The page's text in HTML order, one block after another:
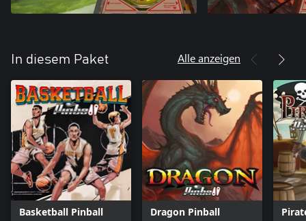
In diesem Paket Alle anzeigen
Basketball Pinball Dragon Pinball